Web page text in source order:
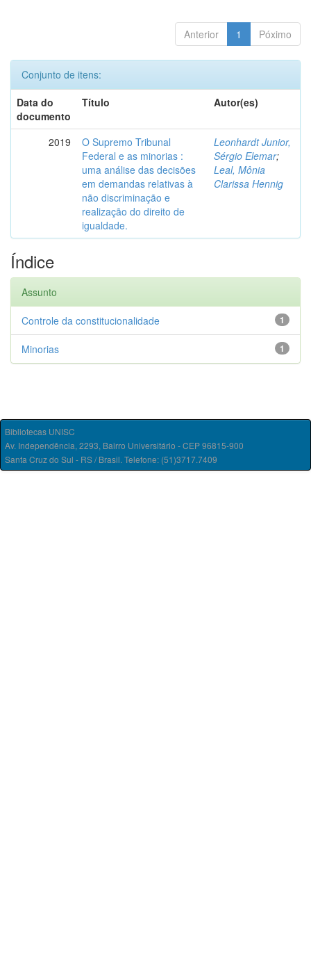
Anterior 1 Póximo
Conjunto de itens:
Data do
documento
Título Autor(es)
2019
O Supremo Tribunal
Federal e as minorias :
uma análise das decisões
em demandas relativas à
não discriminação e
realização do direito de
igualdade.
Leonhardt Junior,
Sérgio Elemar;
Leal, Mônia
Clarissa Hennig
Índice
Assunto
1
Controle da constitucionalidade
1
Minorias
Bibliotecas UNISC
Av. Independência, 2293, Bairro Universitário - CEP 96815-900
Santa Cruz do Sul - RS / Brasil. Telefone: (51)3717.7409